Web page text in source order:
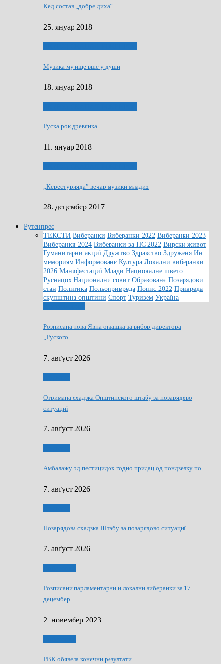
Кед состав „добре диха”
25. януар 2018
Музика му ище вше у души
18. януар 2018
Руска рок древянка
11. януар 2018
„Керестурияда” вечар музики младих
28. децембер 2017
Рутенпрес
ТЕКСТИ Виберанки Виберанки 2022 Виберанки 2023
Виберанки 2024 Виберанки за НС 2022 Вирски живот
Гуманитарни акциї Дружтво Здравство Здруженя Ин
мемориям Информованє Култура Локални виберанки
2026 Манифестациї Млади Националне швето
Руснацох Национални совит Образованє Позарядови
стан Политика Польопривреда Попис 2022 Привреда
скупштина општини Спорт Туризем Україна
Розписана нова Явна оглашка за вибор директора
„Руского…
7. авґуст 2026
Отримана схадзка Општинского штабу за позарядово
ситуациї
7. авґуст 2026
Амбалажу од пестицидох годно придац од пондзелку по…
7. авґуст 2026
Позарядова схадзка Штабу за позарядово ситуациї
7. авґуст 2026
Розписани парламентарни и локални виберанки за 17.
децембер
2. новембер 2023
РВК обявела конєчни резултати